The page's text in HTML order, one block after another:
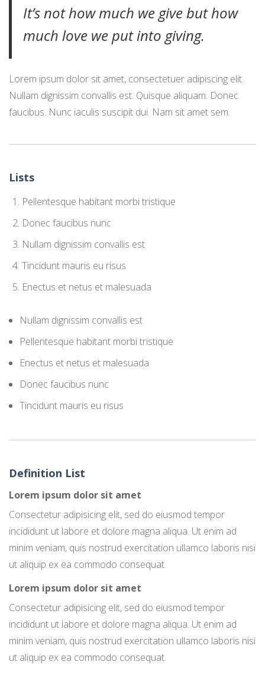
It’s not how much we give but how
much love we put into giving.
Lorem ipsum dolor sit amet, consectetuer adipiscing elit.
Nullam dignissim convallis est. Quisque aliquam. Donec
faucibus. Nunc iaculis suscipit dui. Nam sit amet sem.
Lists
Pellentesque habitant morbi tristique
Donec faucibus nunc
Nullam dignissim convallis est
Tincidunt mauris eu risus
Enectus et netus et malesuada
Nullam dignissim convallis est
Pellentesque habitant morbi tristique
Enectus et netus et malesuada
Donec faucibus nunc
Tincidunt mauris eu risus
Definition List
Lorem ipsum dolor sit amet
Consectetur adipisicing elit, sed do eiusmod tempor
incididunt ut labore et dolore magna aliqua. Ut enim ad
minim veniam, quis nostrud exercitation ullamco laboris nisi
ut aliquip ex ea commodo consequat.
Lorem ipsum dolor sit amet
Consectetur adipisicing elit, sed do eiusmod tempor
incididunt ut labore et dolore magna aliqua. Ut enim ad
minim veniam, quis nostrud exercitation ullamco laboris nisi
ut aliquip ex ea commodo consequat.